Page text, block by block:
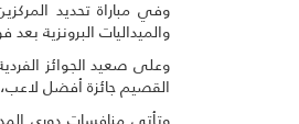
وفي مباراة تحديد
والميداليات البرونزية
وعلى صعيد الجوائز
القصيم جائزة أفضل